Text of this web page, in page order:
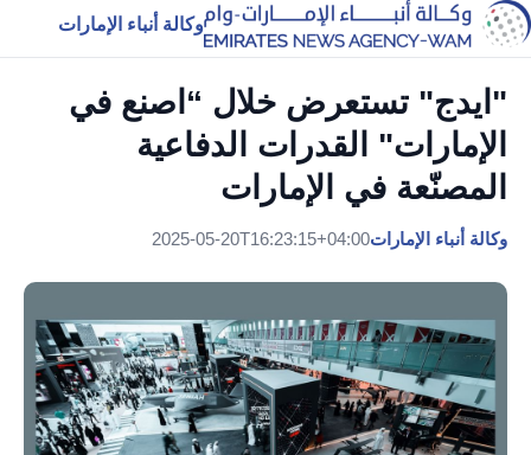
وكالة أنباء الإمارات
"ايدج" تستعرض خلال “اصنع في
الإمارات" القدرات الدفاعية
المصنّعة في الإمارات
وكالة أنباء الإمارات2025-05-20T16:23:15+04:00